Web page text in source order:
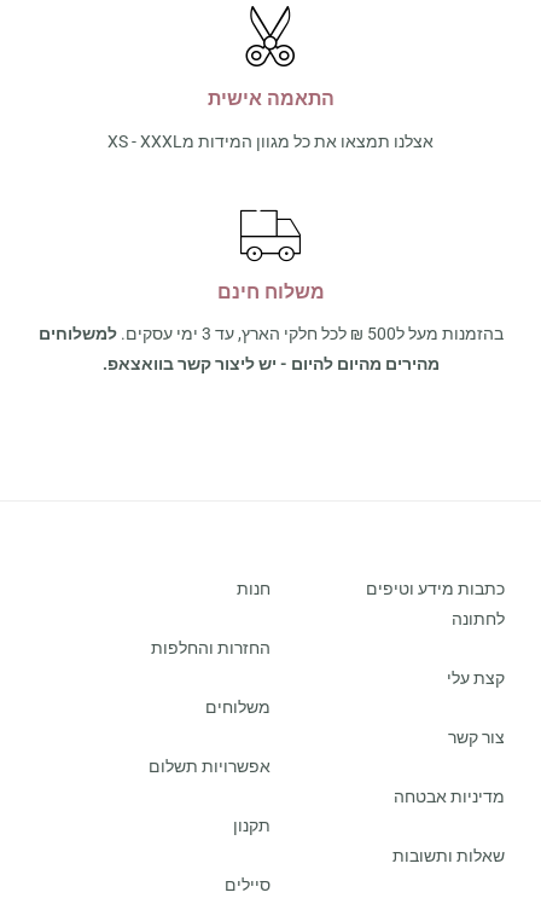
התאמה אישית
אצלנו תמצאו את כל מגוון המידות מXS - XXXL
משלוח חינם
בהזמנות מעל ל500 ₪ לכל חלקי הארץ, עד 3 ימי עסקים.
למשלוחים
מהירים מהיום להיום - יש ליצור קשר בוואצאפ.
כתבות מידע וטיפים
לחתונה
קצת עלי
צור קשר
מדיניות אבטחה
שאלות ותשובות
חנות
החזרות והחלפות
משלוחים
אפשרויות תשלום
תקנון
סיילים